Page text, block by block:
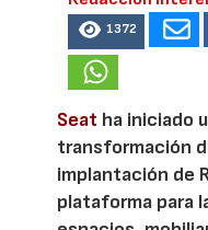
1372
Seat ha iniciado
transformación
implantación de
plataforma para